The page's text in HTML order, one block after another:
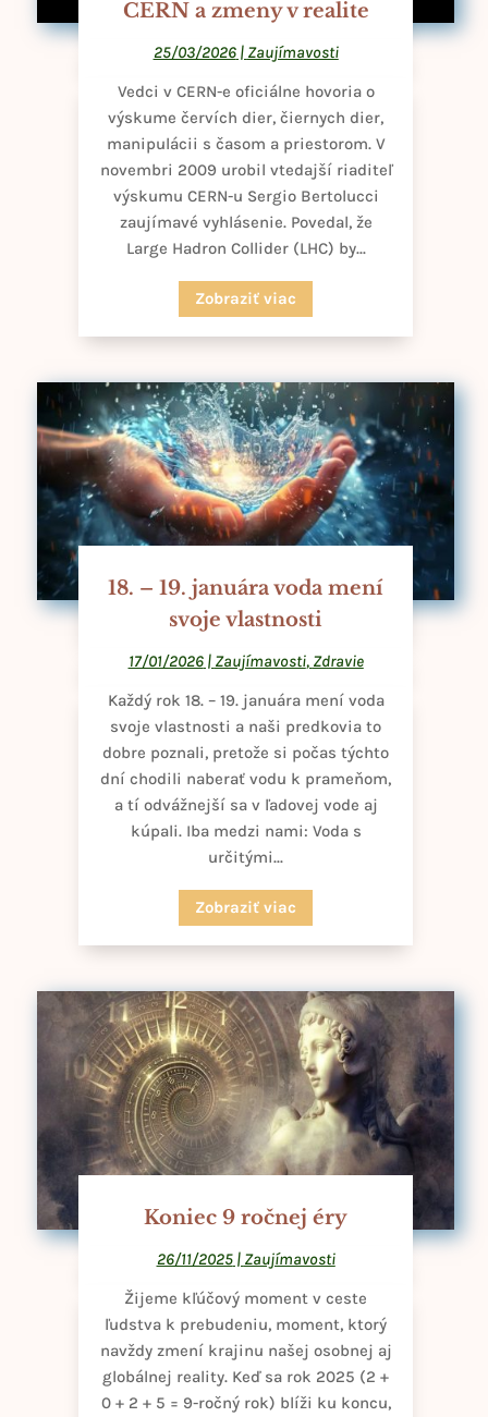
CERN a zmeny v realite
25/03/2026| Zaujímavosti
Vedci v CERN-e oficiálne hovoria o
výskume červích dier, čiernych dier,
manipulácii s časom a priestorom. V
novembri 2009 urobil vtedajší riaditeľ
výskumu CERN-u Sergio Bertolucci
zaujímavé vyhlásenie. Povedal, že
Large Hadron Collider (LHC) by...
Zobraziť viac
18. – 19. januára voda mení
svoje vlastnosti
17/01/2026| Zaujímavosti, Zdravie
Každý rok 18. – 19. januára mení voda
svoje vlastnosti a naši predkovia to
dobre poznali, pretože si počas týchto
dní chodili naberať vodu k prameňom,
a tí odvážnejší sa v ľadovej vode aj
kúpali. Iba medzi nami: Voda s
určitými...
Zobraziť viac
Koniec 9 ročnej éry
26/11/2025| Zaujímavosti
Žijeme kľúčový moment v ceste
ľudstva k prebudeniu, moment, ktorý
navždy zmení krajinu našej osobnej aj
globálnej reality. Keď sa rok 2025 (2 +
0 + 2 + 5 = 9-ročný rok) blíži ku koncu,